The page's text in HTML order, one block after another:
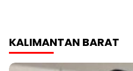
KALIMANTAN BARAT